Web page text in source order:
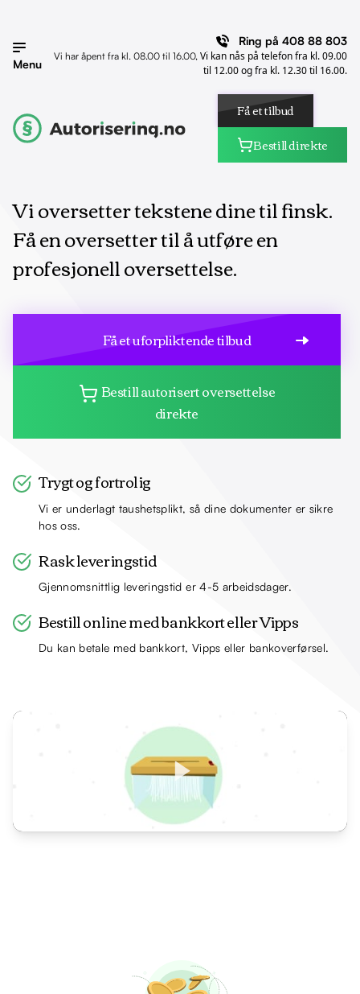
Menu
Ring på 408 88 803
Vi har åpent fra kl. 08.00 til 16.00, Vi kan nås på telefon fra kl. 09.00
til 12.00 og fra kl. 12.30 til 16.00.
Få et tilbud
Bestill direkte
Vi oversetter tekstene dine til finsk.
Få en oversetter til å utføre en
profesjonell oversettelse.
Få et uforpliktende tilbud
Bestill autorisert oversettelse
direkte
Trygt og fortrolig
Vi er underlagt taushetsplikt, så dine dokumenter er sikre
hos oss.
Rask leveringstid
Gjennomsnittlig leveringstid er 4-5 arbeidsdager.
Bestill online med bankkort eller Vipps
Du kan betale med bankkort, Vipps eller bankoverførsel.